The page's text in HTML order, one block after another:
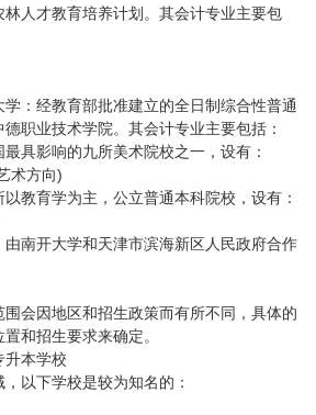
人才教育培养计划。其会计专业主要包
经教育部批准建立的全日制综合性普通
职业技术学院。其会计专业主要包括：
影响的九所美术院校之一，设有：
术方向)
育学为主，公立普通本科院校，设有：
开大学和天津市滨海新区人民政府合作
因地区和招生政策而有所不同，具体的
和招生要求来确定。
本学校
下学校是较为知名的：